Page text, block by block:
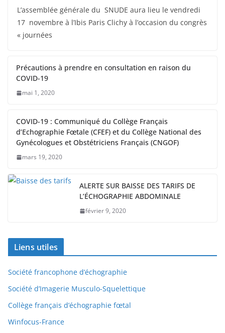
L’assemblée générale du SNUDE aura lieu le vendredi
17 novembre à l’Ibis Paris Clichy à l’occasion du congrès
« journées
Précautions à prendre en consultation en raison du
COVID-19
mai 1, 2020
COVID-19 : Communiqué du Collège Français
d’Echographie Fœtale (CFEF) et du Collège National des
Gynécologues et Obstétriciens Français (CNGOF)
mars 19, 2020
ALERTE SUR BAISSE DES TARIFS DE
L’ÉCHOGRAPHIE ABDOMINALE
février 9, 2020
Liens utiles
Société francophone d’échographie
Société d’Imagerie Musculo-Squelettique
Collège français d’échographie fœtal
Winfocus-France